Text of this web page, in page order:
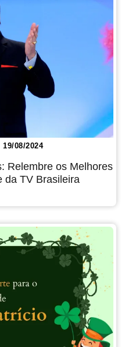
19/08/2024
Relembre os Melhores
da TV Brasileira